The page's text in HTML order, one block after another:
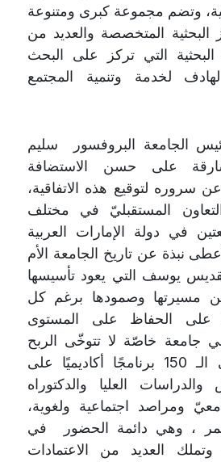
وتضم مجموعة كبرى ومتنوعة
البحثية المتخصصة والعديد من
التي تركز على البحث
لخدمة وتنمية المجتمع
الجامعة البروفسور سليم
على حسن الاستضافة
سروره لتوقيع هذه الاتفاقية،
المستقبليّ في مختلف
في دولة الإمارات العربية
نبذة عن تاريخ الجامعة الأم
يوسف التي يعود تأسيسها
العام 1875 وعن مسيرتها وصمودها برغم كل
على الحفاظ على المستوى
جامعة خاصّة لا تتوخّى الربح
تقدّم ما يزيد على الـ 150 برنامجًا أكاديميًا على
العليا والدكتوراه
ومراصد اجتماعية ولغوية،
، وهي دائمة الحضور في
وتملك العديد من الاعتمادات